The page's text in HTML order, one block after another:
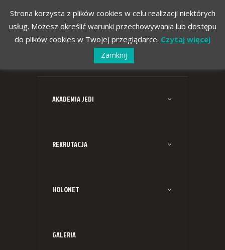
AKADEMIA JEDI
REKRUTACJA
HOLONET
GALERIA
Strona korzysta z plików cookies w celu realizacji niektórych
usług. Możesz określić warunki przechowywania lub dostępu
do plików cookies w Twojej przeglądarce. Czytaj więcej
Zamknij